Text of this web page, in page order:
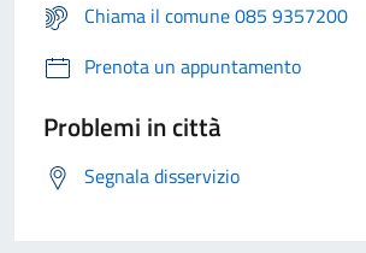
Chiama il comune 085 9357200
Prenota un appuntamento
Problemi in città
Segnala disservizio